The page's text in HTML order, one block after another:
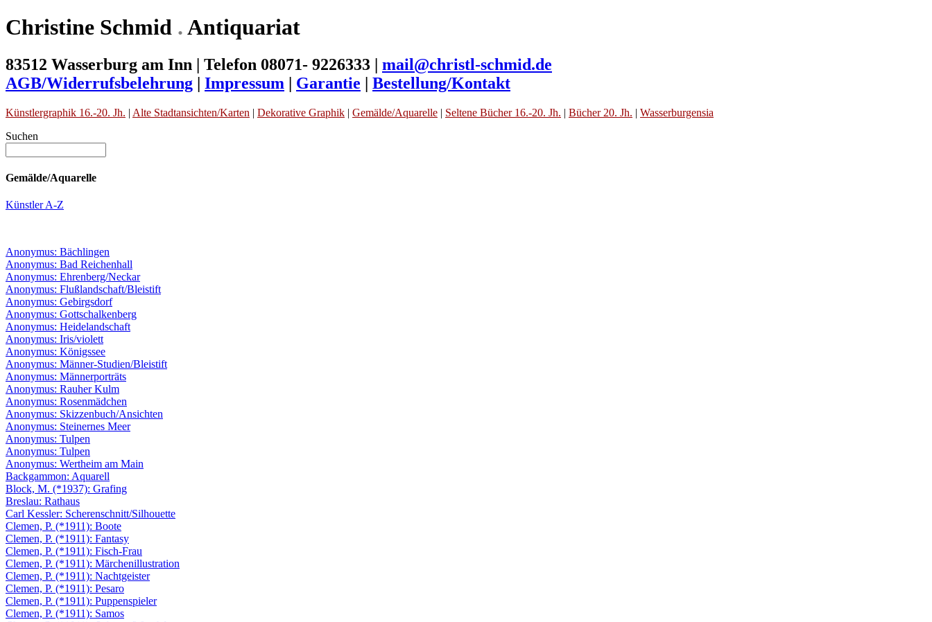
Christine Schmid .Antiquariat
83512 Wasserburg am Inn | Telefon 08071- 9226333 | mail@christl-schmid.de
AGB/Widerrufsbelehrung | Impressum | Garantie | Bestellung/Kontakt
Künstlergraphik 16.-20. Jh. | Alte Stadtansichten/Karten | Dekorative Graphik | Gemälde/Aquarelle | Seltene Bücher 16.-20. Jh. | Bücher 20. Jh. | Wasserburgensia
Suchen
Gemälde/Aquarelle
Künstler A-Z
Anonymus: Bächlingen
Anonymus: Bad Reichenhall
Anonymus: Ehrenberg/Neckar
Anonymus: Flußlandschaft/Bleistift
Anonymus: Gebirgsdorf
Anonymus: Gottschalkenberg
Anonymus: Heidelandschaft
Anonymus: Iris/violett
Anonymus: Königssee
Anonymus: Männer-Studien/Bleistift
Anonymus: Männerporträts
Anonymus: Rauher Kulm
Anonymus: Rosenmädchen
Anonymus: Skizzenbuch/Ansichten
Anonymus: Steinernes Meer
Anonymus: Tulpen
Anonymus: Tulpen
Anonymus: Wertheim am Main
Backgammon: Aquarell
Block, M. (*1937): Grafing
Breslau: Rathaus
Carl Kessler: Scherenschnitt/Silhouette
Clemen, P. (*1911): Boote
Clemen, P. (*1911): Fantasy
Clemen, P. (*1911): Fisch-Frau
Clemen, P. (*1911): Märchenillustration
Clemen, P. (*1911): Nachtgeister
Clemen, P. (*1911): Pesaro
Clemen, P. (*1911): Puppenspieler
Clemen, P. (*1911): Samos